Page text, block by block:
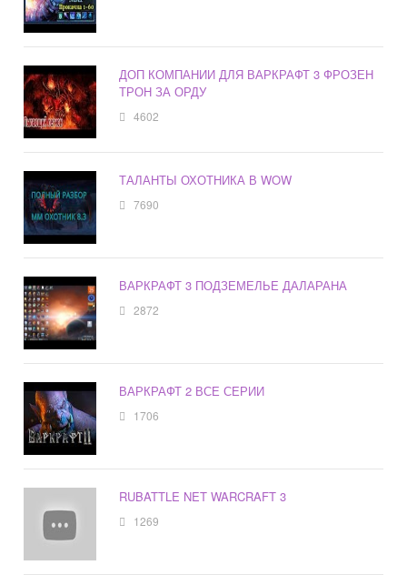
ДОП КОМПАНИИ ДЛЯ ВАРКРАФТ 3 ФРОЗЕН
ТРОН ЗА ОРДУ
4602
ТАЛАНТЫ ОХОТНИКА В WOW
7690
ВАРКРАФТ 3 ПОДЗЕМЕЛЬЕ ДАЛАРАНА
2872
ВАРКРАФТ 2 ВСЕ СЕРИИ
1706
RUBATTLE NET WARCRAFT 3
1269